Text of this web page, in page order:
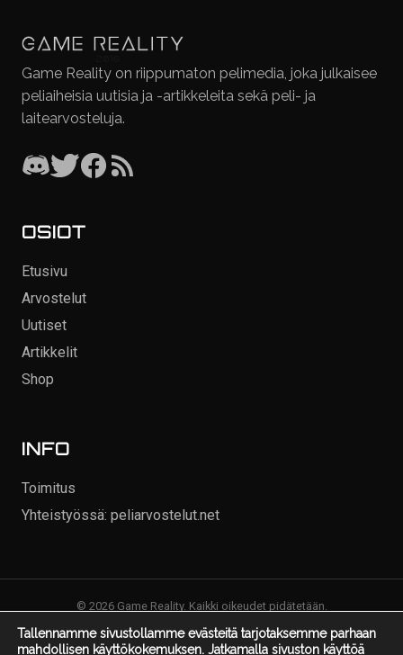
Tallennamme sivustollamme evästeitä tarjotaksemme parhaan
mahdollisen käyttökokemuksen. Jatkamalla sivuston käyttöä
Game Reality on riippumaton pelimedia, joka julkaisee
peliaiheisia uutisia ja -artikkeleita sekä peli- ja
laitearvosteluja.
OSIOT
Etusivu
Arvostelut
Uutiset
Artikkelit
Shop
INFO
Toimitus
Yhteistyössä: peliarvostelut.net
© 2026 Game Reality. Kaikki oikeudet pidätetään.